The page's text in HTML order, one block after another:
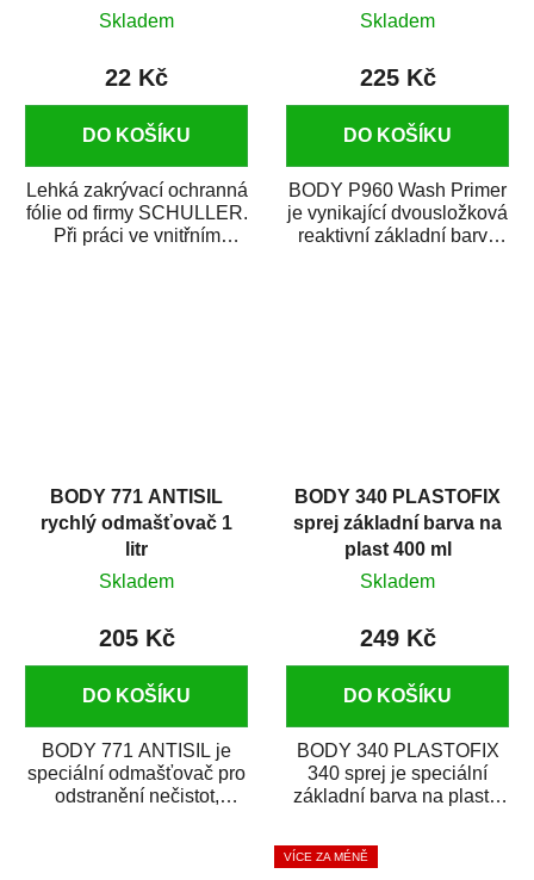
Skladem
22 Kč
DO KOŠÍKU
Lehká zakrývací ochranná
fólie od firmy SCHULLER.
Při práci ve vnitřním
Skladem
225 Kč
DO KOŠÍKU
BODY P960 Wash Primer
je vynikající dvousložková
reaktivní základní barva
BODY 771 ANTISIL
rychlý odmašťovač 1
litr
Skladem
205 Kč
DO KOŠÍKU
BODY 771 ANTISIL je
speciální odmašťovač pro
odstranění nečistot,
BODY 340 PLASTOFIX
sprej základní barva na
plast 400 ml
Skladem
249 Kč
DO KOŠÍKU
BODY 340 PLASTOFIX
340 sprej je speciální
základní barva na plasty,
vrchních...
VÍCE ZA MÉNĚ